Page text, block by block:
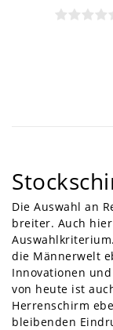
Die Auswahl an
breiter. Auch
die Männerwelt
Innovationen
von heute ist
Herrenschirm
bleibenden